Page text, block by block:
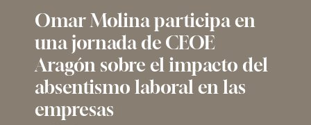
Omar Molina participa en
una jornada de CEOE
Aragón sobre el impacto del
absentismo laboral en las
empresas